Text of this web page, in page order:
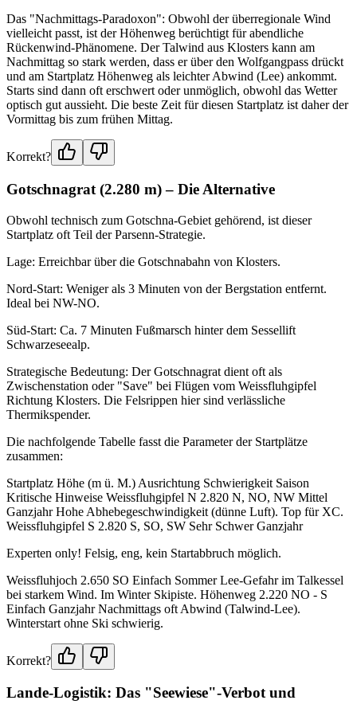
Das "Nachmittags-Paradoxon": Obwohl der überregionale Wind
vielleicht passt, ist der Höhenweg berüchtigt für abendliche
Rückenwind-Phänomene. Der Talwind aus Klosters kann am
Nachmittag so stark werden, dass er über den Wolfgangpass drückt
und am Startplatz Höhenweg als leichter Abwind (Lee) ankommt.
Starts sind dann oft erschwert oder unmöglich, obwohl das Wetter
optisch gut aussieht. Die beste Zeit für diesen Startplatz ist daher der
Vormittag bis zum frühen Mittag.
Korrekt?
Gotschnagrat (2.280 m) – Die Alternative
Obwohl technisch zum Gotschna-Gebiet gehörend, ist dieser
Startplatz oft Teil der Parsenn-Strategie.
Lage: Erreichbar über die Gotschnabahn von Klosters.
Nord-Start: Weniger als 3 Minuten von der Bergstation entfernt.
Ideal bei NW-NO.
Süd-Start: Ca. 7 Minuten Fußmarsch hinter dem Sessellift
Schwarzeseealp.
Strategische Bedeutung: Der Gotschnagrat dient oft als
Zwischenstation oder "Save" bei Flügen vom Weissfluhgipfel
Richtung Klosters. Die Felsrippen hier sind verlässliche
Thermikspender.
Die nachfolgende Tabelle fasst die Parameter der Startplätze
zusammen:
Startplatz Höhe (m ü. M.) Ausrichtung Schwierigkeit Saison
Kritische Hinweise Weissfluhgipfel N 2.820 N, NO, NW Mittel
Ganzjahr Hohe Abhebegeschwindigkeit (dünne Luft). Top für XC.
Weissfluhgipfel S 2.820 S, SO, SW Sehr Schwer Ganzjahr
Experten only! Felsig, eng, kein Startabbruch möglich.
Weissfluhjoch 2.650 SO Einfach Sommer Lee-Gefahr im Talkessel
bei starkem Wind. Im Winter Skipiste. Höhenweg 2.220 NO - S
Einfach Ganzjahr Nachmittags oft Abwind (Talwind-Lee).
Winterstart ohne Ski schwierig.
Korrekt?
Lande-Logistik: Das "Seewiese"-Verbot und